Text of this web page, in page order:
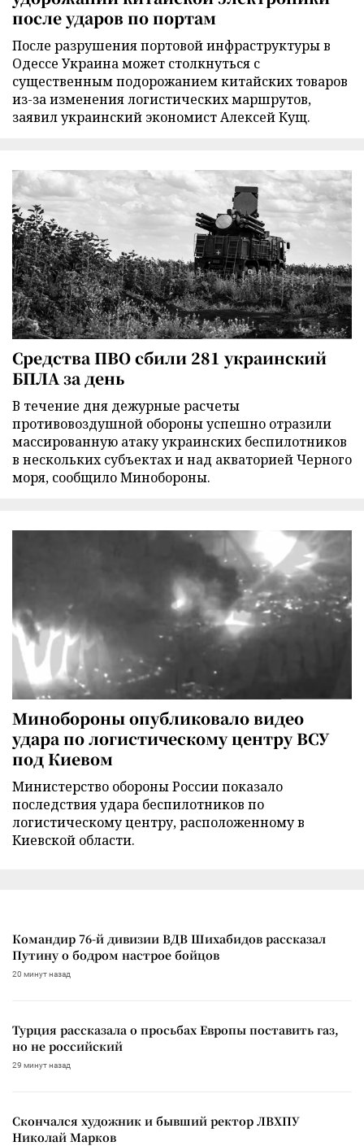
после ударов по портам
После разрушения портовой инфраструктуры в
Одессе Украина может столкнуться с
существенным подорожанием китайских товаров
из-за изменения логистических маршрутов,
заявил украинский экономист Алексей Кущ.
Средства ПВО сбили 281 украинский
БПЛА за день
В течение дня дежурные расчеты
противовоздушной обороны успешно отразили
массированную атаку украинских беспилотников
в нескольких субъектах и над акваторией Черного
моря, сообщило Минобороны.
Минобороны опубликовало видео
удара по логистическому центру ВСУ
под Киевом
Министерство обороны России показало
последствия удара беспилотников по
логистическому центру, расположенному в
Киевской области.
Командир 76-й дивизии ВДВ Шихабидов рассказал
Путину о бодром настрое бойцов
20 минут назад
Турция рассказала о просьбах Европы поставить газ,
но не российский
29 минут назад
Скончался художник и бывший ректор ЛВХПУ
Николай Марков